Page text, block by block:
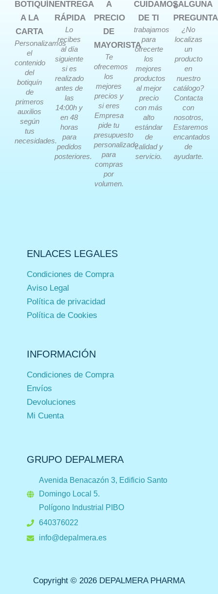
BOTIQUÍN
A LA
CARTA
Personalizamos
el
contenido
del
botiquín
de
primeros
auxilios
según
tus
necesidades.
ENTREGA
RÁPIDA
Lo
recibes
al día
siguiente
si es
realizado
antes de
las
14:00h y
en 48
horas
para
pedidos
posteriores.
A
PRECIO
DE
MAYORISTA
Te
ofrecemos
los
mejores
precios y
si eres
Empresa
pide tu
presupuesto
personalizado
para
compras
por
volumen.
CUIDAMOS
DE TI
trabajamos
para
ofrecerte
los
mejores
productos
al mejor
precio
con más
alto
estándar
de
calidad y
servicio.
¿ALGUNA
¿No
localizas
un
producto
en
nuestro
catálogo?
Contacta
con
nosotros,
Estaremos
encantados
de
ayudarte.
ENLACES LEGALES
Condiciones de Compra
Aviso Legal
Política de privacidad
Política de Cookies
INFORMACIÓN
Condiciones de Compra
Envíos
Devoluciones
Mi Cuenta
GRUPO DEPALMERA
Avenida Benacazón 3, Edificio Santo
Domingo Local 5.
Polígono Industrial PIBO
640376022
info@depalmera.es
Copyright © 2026 DEPALMERA PHARMA